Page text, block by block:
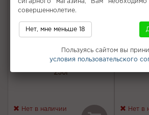
Табак для кальяна Tangiers
- NOIR Tropical Revenge!
(Ананас Груша Апельсин)
250г
Нет в наличии
Табак
с
Нет в
сигарного магазина, Вам необходимо
совершеннолетие.
Нет, мне меньше 18
Пользуясь сайтом вы
условия пользовательского